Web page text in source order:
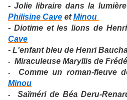
- Jolie libraire dans la
Philisine Cave etMinou
- Diotime et les lions de
Cave
- L'enfant bleu de Henri
- Miraculeuse Maryllis de
-Comme un roman-fleuve
Minou
- Saïméri de Béa Deru-